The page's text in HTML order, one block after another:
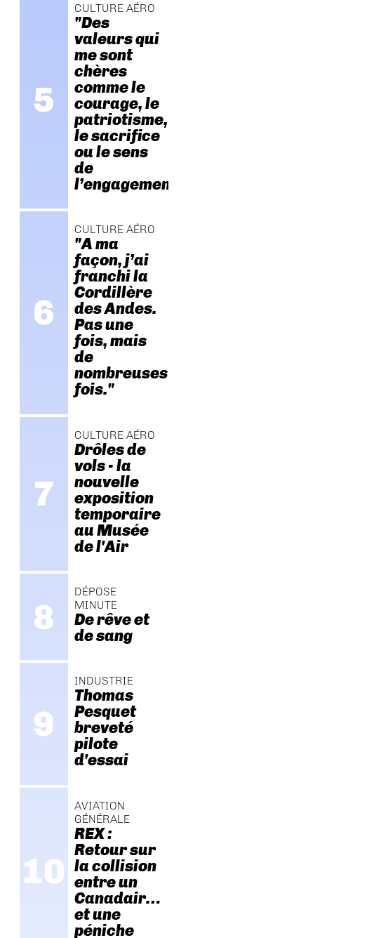
CULTURE AÉRO
"Des
valeurs qui
me sont
chères
comme le
courage, le
patriotisme,
le sacrifice
ou le sens
de
l’engagement."
CULTURE AÉRO
"A ma
façon, j’ai
franchi la
Cordillère
des Andes.
Pas une
fois, mais
de
nombreuses
fois."
CULTURE AÉRO
Drôles de
vols - la
nouvelle
exposition
temporaire
au Musée
de l'Air
DÉPOSE
MINUTE
De rêve et
de sang
INDUSTRIE
Thomas
Pesquet
breveté
pilote
d'essai
AVIATION
GÉNÉRALE
REX :
Retour sur
la collision
entre un
Canadair…
et une
péniche